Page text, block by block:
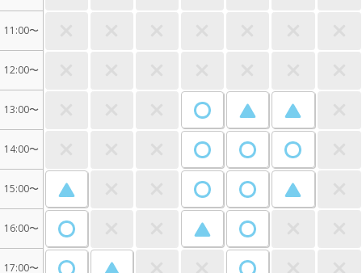
11:00〜
12:00〜
13:00〜
14:00〜
15:00〜
16:00〜
17:00〜